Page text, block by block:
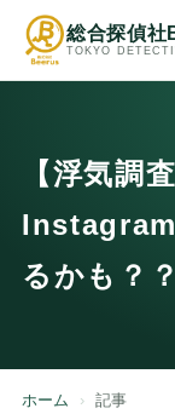
総合探偵
TOKYO
【浮気調
るかも？
ホーム 記事